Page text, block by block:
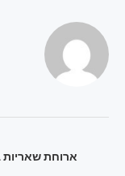
ארוחת